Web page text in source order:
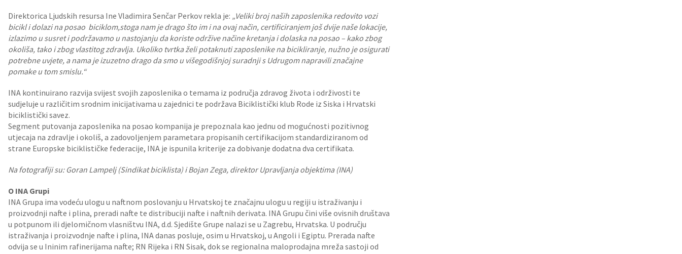
Direktorica Ljudskih resursa Ine Vladimira Senčar Perkov rekla je: „Veliki broj naših zaposlenika redovito vozi
bicikl i dolazi na posao biciklom,stoga nam je drago što im i na ovaj način, certificiranjem još dvije naše lokacije,
izlazimo u susret i podržavamo u nastojanju da koriste održive načine kretanja i dolaska na posao – kako zbog
okoliša, tako i zbog vlastitog zdravlja. Ukoliko tvrtka želi potaknuti zaposlenike na bicikliranje, nužno je osigurati
potrebne uvjete, a nama je izuzetno drago da smo u višegodišnjoj suradnji s Udrugom napravili značajne
pomake u tom smislu.“
INA kontinuirano razvija svijest svojih zaposlenika o temama iz područja zdravog života i održivosti te
sudjeluje u različitim srodnim inicijativama u zajednici te podržava Biciklistički klub Rode iz Siska i Hrvatski
biciklistički savez.
Segment putovanja zaposlenika na posao kompanija je prepoznala kao jednu od mogućnosti pozitivnog
utjecaja na zdravlje i okoliš, a zadovoljenjem parametara propisanih certifikacijom standardiziranom od
strane Europske biciklističke federacije, INA je ispunila kriterije za dobivanje dodatna dva certifikata.
Na fotografiji su: Goran Lampelj (Sindikat biciklista) i Bojan Zega, direktor Upravljanja objektima (INA)
O INA Grupi
INA Grupa ima vodeću ulogu u naftnom poslovanju u Hrvatskoj te značajnu ulogu u regiji u istraživanju i
proizvodnji nafte i plina, preradi nafte te distribuciji nafte i naftnih derivata. INA Grupu čini više ovisnih društava
u potpunom ili djelomičnom vlasništvu INA, d.d. Sjedište Grupe nalazi se u Zagrebu, Hrvatska. U području
istraživanja i proizvodnje nafte i plina, INA danas posluje, osim u Hrvatskoj, u Angoli i Egiptu. Prerada nafte
odvija se u Ininim rafinerijama nafte; RN Rijeka i RN Sisak, dok se regionalna maloprodajna mreža sastoji od